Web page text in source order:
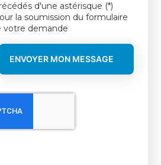
d'une astérisque (*)
la soumission du formulaire
votre demande
ENVOYER MON MESSAGE